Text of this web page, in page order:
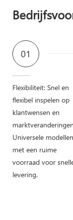
01
Flexibiliteit: Snel en
flexibel inspelen op
klantwensen en
Universele modellen
met een ruime
voorraad voor
levering.